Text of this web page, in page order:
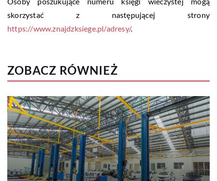
skorzystać z następującej strony
https://www.znajdzksiege.pl/adresy/.
ZOBACZ RÓWNIEŻ